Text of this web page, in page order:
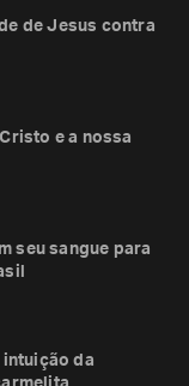
de Jesus contra
e a nossa
seu sangue para
intuição da